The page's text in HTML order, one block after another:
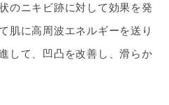
のニキビ跡に対して効果を発
肌に高周波エネルギーを送り
して、凹凸を改善し、滑らか